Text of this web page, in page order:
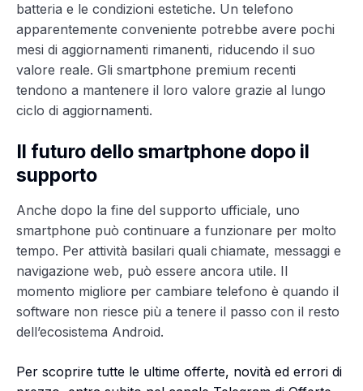
batteria e le condizioni estetiche. Un telefono
apparentemente conveniente potrebbe avere pochi
mesi di aggiornamenti rimanenti, riducendo il suo
valore reale. Gli smartphone premium recenti
tendono a mantenere il loro valore grazie al lungo
ciclo di aggiornamenti.
Il futuro dello smartphone dopo il
supporto
Anche dopo la fine del supporto ufficiale, uno
smartphone può continuare a funzionare per molto
tempo. Per attività basilari quali chiamate, messaggi e
navigazione web, può essere ancora utile. Il
momento migliore per cambiare telefono è quando il
software non riesce più a tenere il passo con il resto
dell’ecosistema Android.
Per scoprire tutte le ultime offerte, novità ed errori di